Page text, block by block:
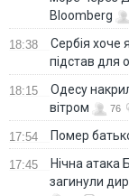
Bloomberg
18:38
Сербія хоче
підстав для
18:15
Одесу
вітром
76
17:54 Помер
17:45
Нічна атака
загинули